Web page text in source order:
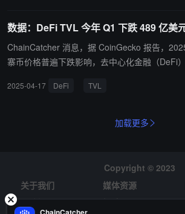
数据：DeFi TVL 今年 Q1 下跌 489 亿美
ChainCatcher 消息，据 CoinGecko 报告，
寨币价格普遍下跌影响，去中心化金融（DeFi
美元，市场份额从 63. 5%降至 56. 6%。Solana
2025-04-17 DeFi TVL
加载更多
Copyright © 2023
关于我们
媒体资源
风险提示
招聘